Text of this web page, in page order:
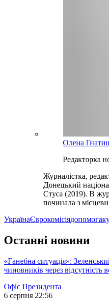
Олена
Редакторка
Журналістка,
Донецький
Стуса (2019). В
починала з
УкраїнаЄврокомісіядопомога
Останні новини
«Ганебна ситуація»:
чиновників через відсутність
Офіс Президента
6 серпня 22:56